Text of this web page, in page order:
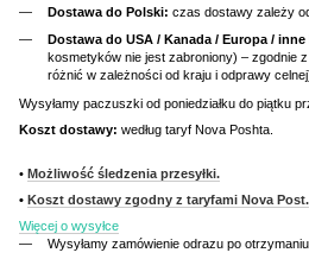
Dostawa do Polski: czas dostawy zależy
Dostawa do USA / Kanada / Europa / inne
kosmetyków nie jest zabroniony) – zgodnie
różnić w zależności od kraju i odprawy
Wysyłamy paczuszki od poniedziałku do piątku
Koszt dostawy: według taryf Nova Poshta.
• Możliwość śledzenia przesyłki.
• Koszt dostawy zgodny z taryfami Nova Post.
Więcej o wysyłce
Wysyłamy zamówienie odrazu po otrzymaniu